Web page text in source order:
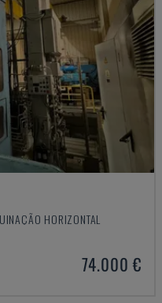
HORIZONTAL
74.000 €